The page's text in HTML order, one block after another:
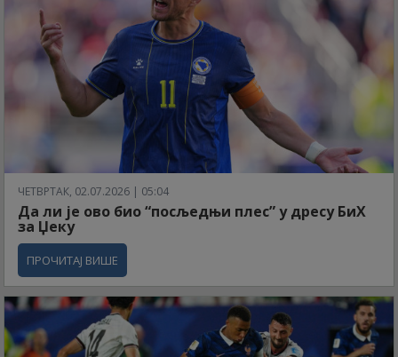
ЧЕТВРТАК, 02.07.2026 | 05:04
Да ли је ово био “посљедњи плес” у дресу БиХ
за Џеку
ПРОЧИТАЈ ВИШЕ